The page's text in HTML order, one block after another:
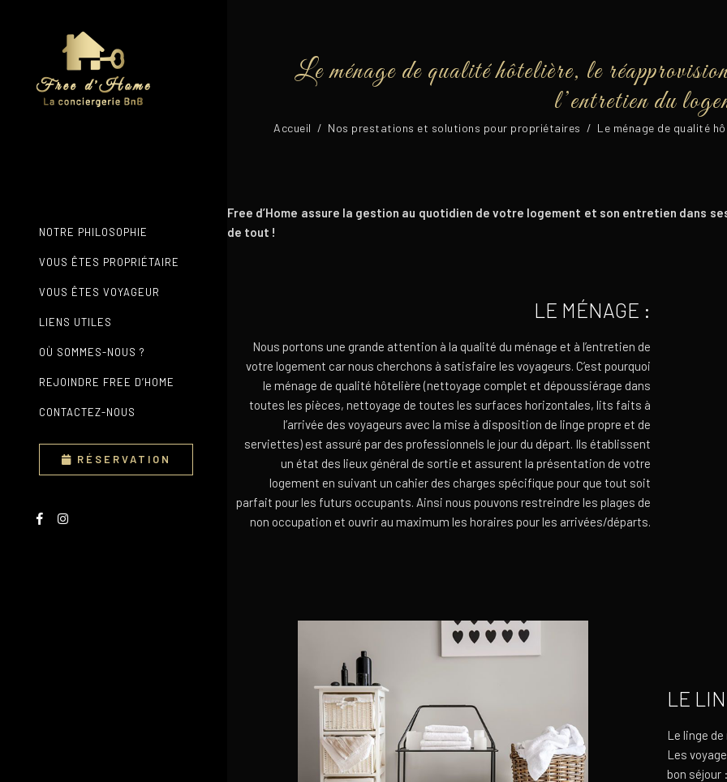
NOTRE PHILOSOPHIE
VOUS ÊTES PROPRIÉTAIRE
VOUS ÊTES VOYAGEUR
LIENS UTILES
OÙ SOMMES-NOUS ?
REJOINDRE FREE D’HOME
CONTACTEZ-NOUS
RÉSERVATION
Le ménage de qualité hôtelière, le
l’entretien du
Accueil / Nos prestations et solutions pour propriétaires / Le ménage de qualité
Free d’Home assure la gestion au quotidien de votre logement et son entretien dans
de tout !
LE MÉNAGE :
Nous portons une grande attention à la qualité du ménage et à l’entretien de
votre logement car nous cherchons à satisfaire les voyageurs. C’est pourquoi
le ménage de qualité hôtelière (nettoyage complet et dépoussiérage dans
toutes les pièces, nettoyage de toutes les surfaces horizontales, lits faits à
l’arrivée des voyageurs avec la mise à disposition de linge propre et de
serviettes) est assuré par des professionnels le jour du départ. Ils établissent
un état des lieux général de sortie et assurent la présentation de votre
logement en suivant un cahier des charges spécifique pour que tout soit
parfait pour les futurs occupants. Ainsi nous pouvons restreindre les plages de
non occupation et ouvrir au maximum les horaires pour les arrivées/départs.
LE
Le linge
Les
bon séjour